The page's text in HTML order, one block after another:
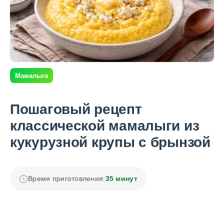
Мамалыга
Пошаговый рецепт
классической мамалыги из
кукурузной крупы с брынзой
Время приготовления:35 минут